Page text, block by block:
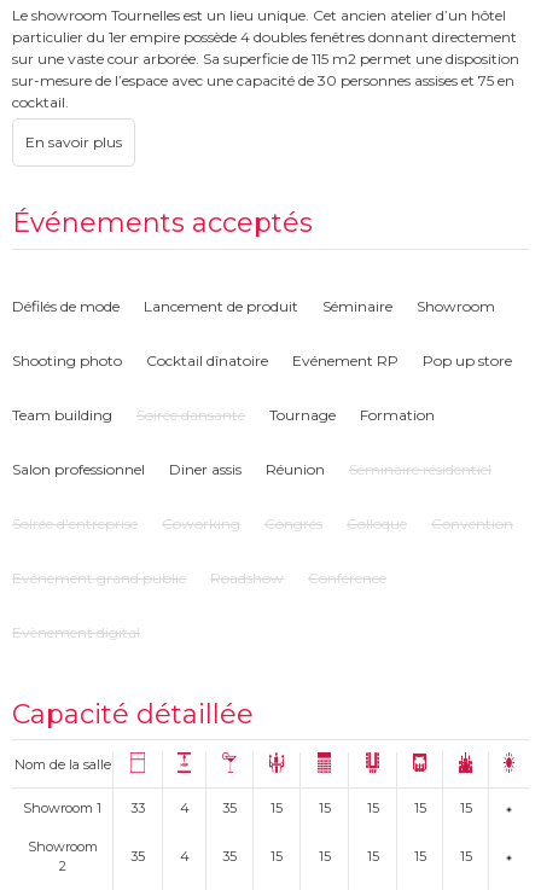
Le showroom Tournelles est un lieu unique. Cet ancien atelier d’un hôtel
particulier du 1er empire possède 4 doubles fenêtres donnant directement
sur une vaste cour arborée. Sa superficie de 115 m2 permet une disposition
sur-mesure de l’espace avec une capacité de 30 personnes assises et 75 en
cocktail.
Événements acceptés
Défilés de mode Lancement de produit Séminaire Showroom
Shooting photo Cocktail dînatoire Evénement RP Pop up store
Team building Soirée dansante Tournage Formation
Salon professionnel Diner assis Réunion Séminaire résidentiel
Soirée d'entreprise Coworking Congrés Colloque Convention
Evénement grand public Roadshow Conférence
Evènement digital
Capacité détaillée
Nom de la salle
Showroom 1 33 4 35 15 15 15 15 15
Showroom
2
35 4 35 15 15 15 15 15